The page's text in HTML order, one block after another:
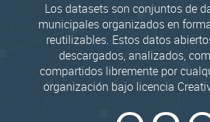
Los datasets son conjuntos de
municipales organizados en
reutilizables. Estos datos
descargados, analizados,
compartidos libremente por
organización bajo licencia